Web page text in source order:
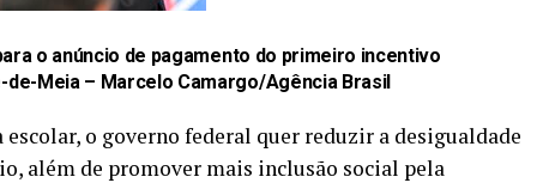
o anúncio de pagamento do primeiro incentivo
de-Meia – Marcelo Camargo/Agência Brasil
o governo federal quer reduzir a desigualdade
além de promover mais inclusão social pela